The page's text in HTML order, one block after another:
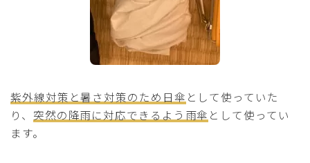
紫外線対策と暑さ対策のため日傘 として使っていた
り、 突然の降雨に対応できるよう雨傘 として使ってい
ます。